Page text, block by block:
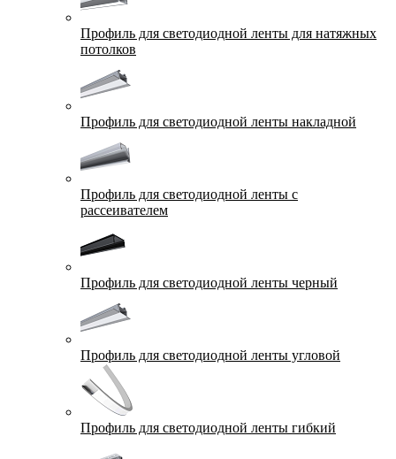
Профиль для светодиодной ленты для натяжных
потолков
Профиль для светодиодной ленты накладной
Профиль для светодиодной ленты с
рассеивателем
Профиль для светодиодной ленты черный
Профиль для светодиодной ленты угловой
Профиль для светодиодной ленты гибкий